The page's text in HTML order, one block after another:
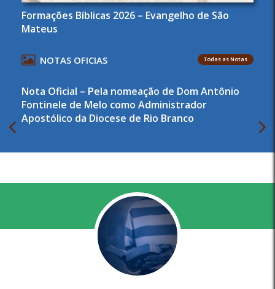
Formações Bíblicas 2026 – Evangelho de São
Mateus
NOTAS OFICIAS Todas as Notas
Nota Oficial – Pela nomeação de Dom Antônio
Fontinele de Melo como Administrador
Apostólico da Diocese de Rio Branco